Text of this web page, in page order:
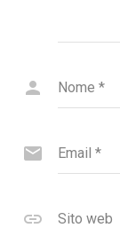
Nome *
Email *
Sito web